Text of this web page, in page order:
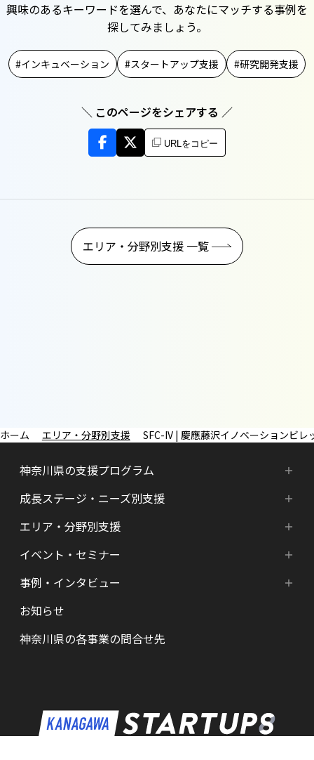
興味のあるキーワードを選んで、あなたにマッチする事例を
探してみましょう。
インキュベーション スタートアップ支援 研究開発支援
＼ このページをシェアする ／
URLをコピー
エリア・分野別支援 一覧
エリア・分野別支援 SFC-IV | 慶應藤沢イノベーションビレ
神奈川県の支援プログラム
神奈川県の支援プログラム
HATSU-SHINKANAGAWA
HATSU起業家支援プログラム
SHINみなとみらい
KID
成長ステージ・ニーズ別支援
成長ステージ・ニーズ別支援
起業準備期支援（アイデア段階）
シード期支援（事業創出段階）
アーリー期支援（事業拡大段階）
メンター・サポーターの紹介
エリア・分野別支援
エリア・分野別支援
HATSU-SHIN の支援拠点
県内の支援拠点・コミュニティー
特区制度（国家戦略特区等）
ロボット産業・宇宙関連産業
イベント・セミナー
新着情報
カレンダー
事例・インタビュー
インタビュー（一覧）
お知らせ
神奈川県の各事業の問合せ先